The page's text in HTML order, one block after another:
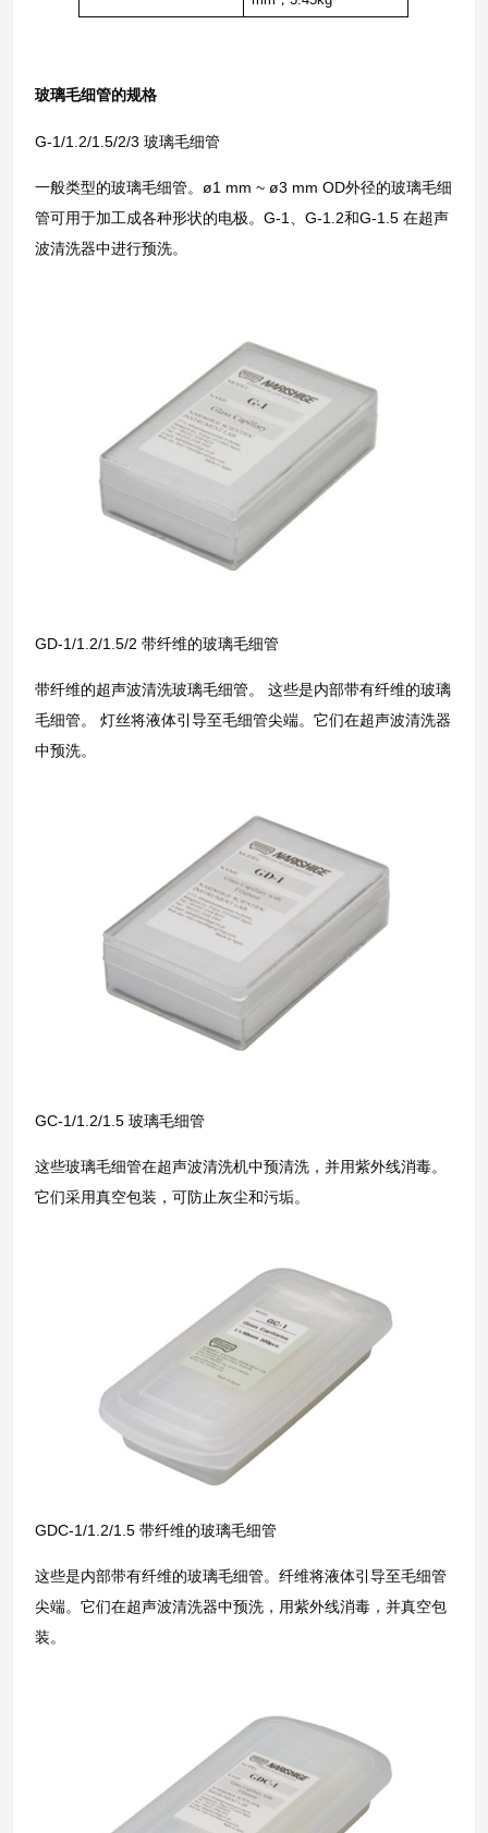
玻璃毛细管的规格
G-1/1.2/1.5/2/3 玻璃毛细管
一般类型的玻璃毛细管。ø1 mm ~ ø3 mm OD外径的玻璃毛细
管可用于加工成各种形状的电极。G-1、G-1.2和G-1.5 在超声
波清洗器中进行预洗。
GD-1/1.2/1.5/2 带纤维的玻璃毛细管
带纤维的超声波清洗玻璃毛细管。 这些是内部带有纤维的玻璃
毛细管。 灯丝将液体引导至毛细管尖端。它们在超声波清洗器
中预洗。
GC-1/1.2/1.5 玻璃毛细管
这些玻璃毛细管在超声波清洗机中预清洗，并用紫外线消毒。
它们采用真空包装，可防止灰尘和污垢。
GDC-1/1.2/1.5 带纤维的玻璃毛细管
这些是内部带有纤维的玻璃毛细管。纤维将液体引导至毛细管
尖端。它们在超声波清洗器中预洗，用紫外线消毒，并真空包
装。